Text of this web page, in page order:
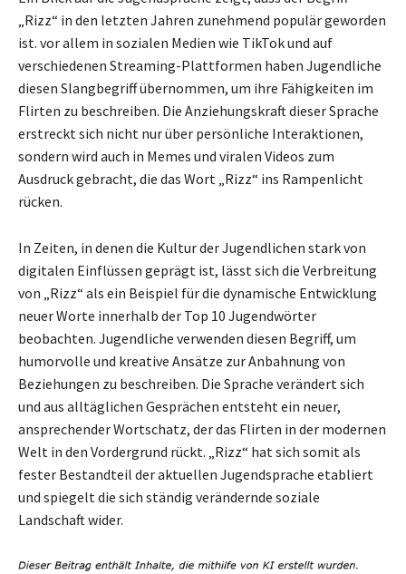
„Rizz“ in den letzten Jahren zunehmend populär geworden
ist. vor allem in sozialen Medien wie TikTok und auf
verschiedenen Streaming-Plattformen haben Jugendliche
diesen Slangbegriff übernommen, um ihre Fähigkeiten im
Flirten zu beschreiben. Die Anziehungskraft dieser Sprache
erstreckt sich nicht nur über persönliche Interaktionen,
sondern wird auch in Memes und viralen Videos zum
Ausdruck gebracht, die das Wort „Rizz“ ins Rampenlicht
rücken.
In Zeiten, in denen die Kultur der Jugendlichen stark von
digitalen Einflüssen geprägt ist, lässt sich die Verbreitung
von „Rizz“ als ein Beispiel für die dynamische Entwicklung
neuer Worte innerhalb der Top 10 Jugendwörter
beobachten. Jugendliche verwenden diesen Begriff, um
humorvolle und kreative Ansätze zur Anbahnung von
Beziehungen zu beschreiben. Die Sprache verändert sich
und aus alltäglichen Gesprächen entsteht ein neuer,
ansprechender Wortschatz, der das Flirten in der modernen
Welt in den Vordergrund rückt. „Rizz“ hat sich somit als
fester Bestandteil der aktuellen Jugendsprache etabliert
und spiegelt die sich ständig verändernde soziale
Landschaft wider.